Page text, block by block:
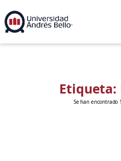
Etiqueta:
Se han encontrado